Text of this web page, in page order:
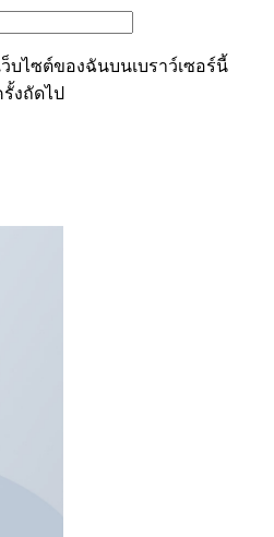
บไซต์ของฉันบนเบราว์เซอร์นี้
งถัดไป